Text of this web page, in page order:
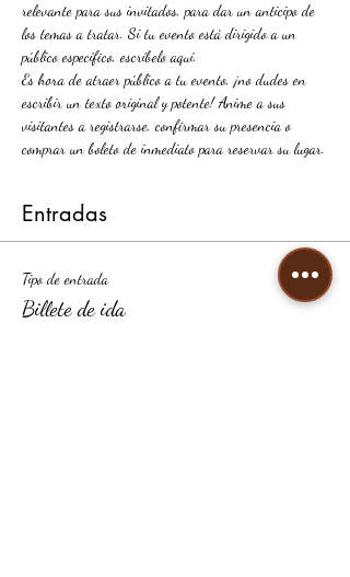
relevante para sus invitados, para dar un anticipo de
los temas a tratar. Si tu evento está dirigido a un
público específico, escríbelo aquí.
Es hora de atraer público a tu evento, ¡no dudes en
escribir un texto original y potente! Anime a sus
visitantes a registrarse, confirmar su presencia o
comprar un boleto de inmediato para reservar su lugar.
Entradas
Tipo de entrada
Billete de ida